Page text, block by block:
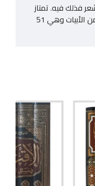
فذلك فيه. تمتاز
هذه الطبعة عن غيرها بأن الأبيات فيها مصنفة إلى قسمين: الأول صحيح النسبة للإمام الشافعي وهو 136 نصا في 411 بيتًا. والثاني هو ما ينسب إلى الإمام الشافعي وغيره من الأبيات وهي 51